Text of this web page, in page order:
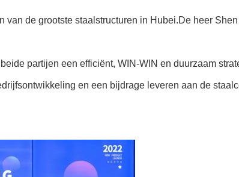
de grootste staalstructuren in Hubei.De heer
partijen een efficiënt, WIN-WIN en duurzaam
en een bijdrage leveren aan de